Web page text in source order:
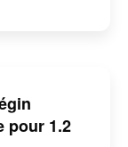
pour 1.2